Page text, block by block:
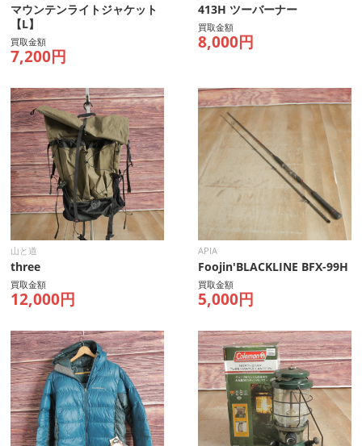
マウンテンライトジャケット
【L】
買取金額
7,200円
413H ツーバーナー
買取金額
8,000円
山と道
three
買取金額
12,000円
APIA
Foojin'BLACKLINE BFX-99H
買取金額
5,000円